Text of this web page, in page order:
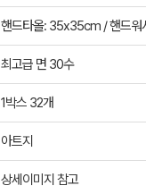
핸드타올: 35x35cm / 핸드워
최고급 면 30수
1박스 32개
아트지
상세이미지 참고